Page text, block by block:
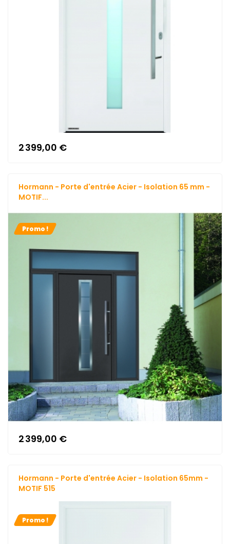
2 399,00 €
Hormann - Porte d'entrée Acier - Isolation 65 mm -
MOTIF...
Promo !
2 399,00 €
Hormann - Porte d'entrée Acier - Isolation 65mm -
MOTIF 515
Promo !